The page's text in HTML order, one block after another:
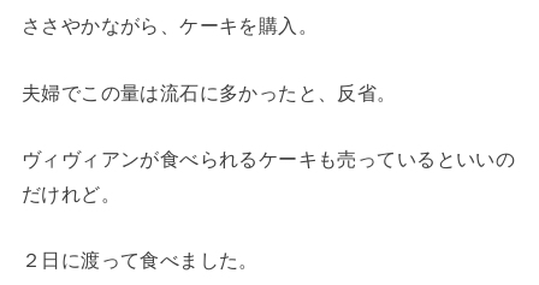
ささやかながら、ケーキを購入。
夫婦でこの量は流石に多かったと、反省。
ヴィヴィアンが食べられるケーキも売っているといいの
だけれど。
２日に渡って食べました。